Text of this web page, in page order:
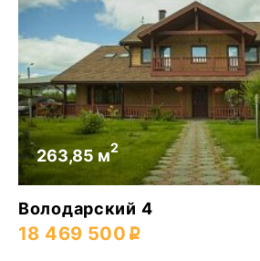
263,85 м2
Володарский 4
18 469 500